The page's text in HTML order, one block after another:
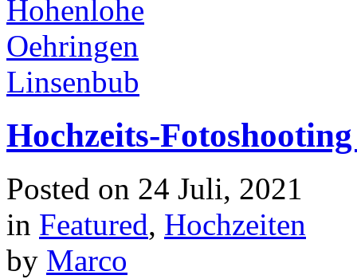
Hochzeits-
Posted on 24 Juli, 2021
in Featured, Hochzeiten
by Marco